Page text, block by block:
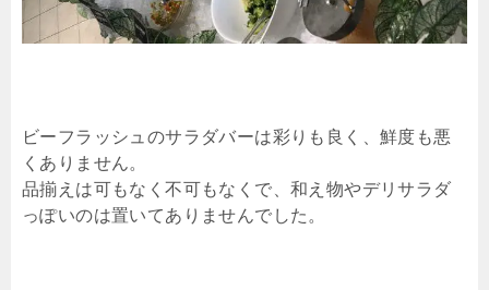
ビーフラッシュのサラダバーは彩りも良く、鮮度も悪
くありません。
品揃えは可もなく不可もなくで、和え物やデリサラダ
っぽいのは置いてありませんでした。